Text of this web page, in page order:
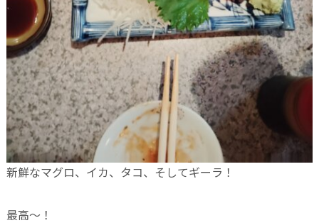
新鮮なマグロ、イカ、タコ、そしてギーラ！
最高〜！